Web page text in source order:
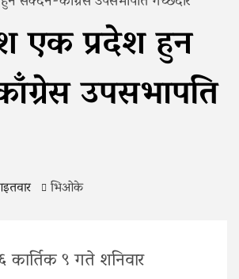
प्रदेश हुन
उपसभापति
भिओके
९ गते शनिवार